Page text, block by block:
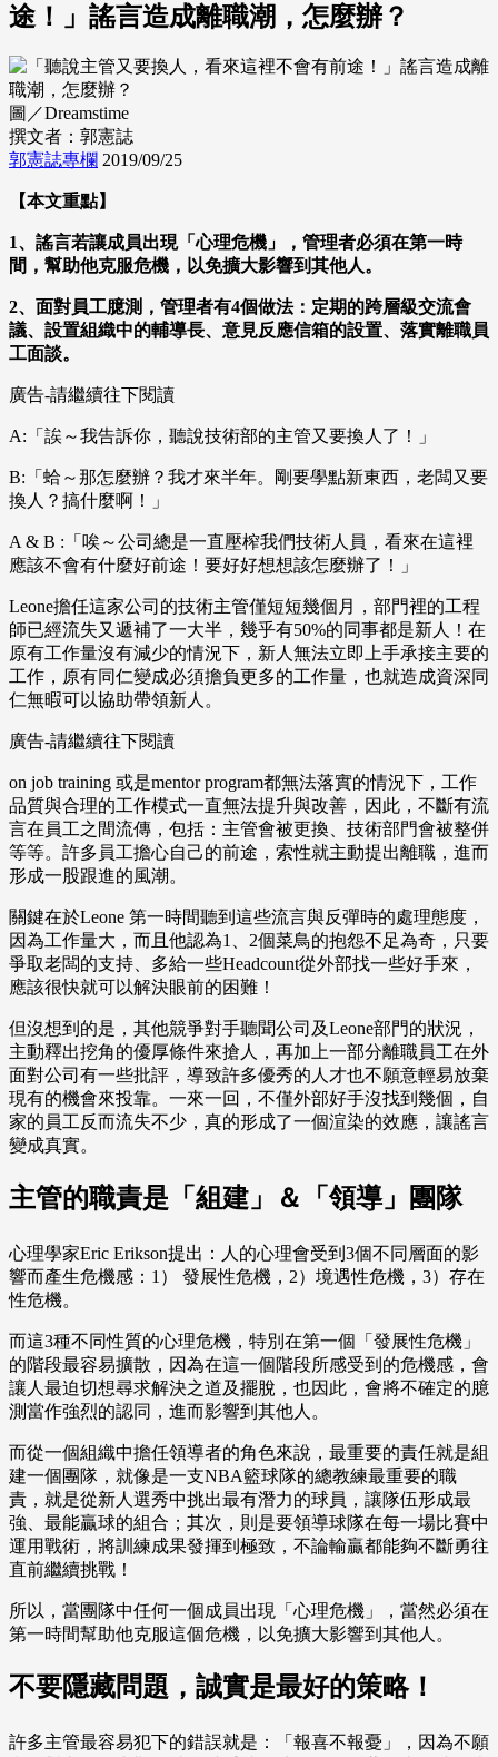
途！」謠言造成離職潮，怎麼辦？
圖／Dreamstime
撰文者：郭憲誌
郭憲誌專欄 2019/09/25
【本文重點】
1、謠言若讓成員出現「心理危機」，管理者必須在第一時
間，幫助他克服危機，以免擴大影響到其他人。
2、面對員工臆測，管理者有4個做法：定期的跨層級交流會
議、設置組織中的輔導長、意見反應信箱的設置、落實離職員
工面談。
廣告-請繼續往下閱讀
A:「誒～我告訴你，聽說技術部的主管又要換人了！」
B:「蛤～那怎麼辦？我才來半年。剛要學點新東西，老闆又要
換人？搞什麼啊！」
A & B :「唉～公司總是一直壓榨我們技術人員，看來在這裡
應該不會有什麼好前途！要好好想想該怎麼辦了！」
Leone擔任這家公司的技術主管僅短短幾個月，部門裡的工程
師已經流失又遞補了一大半，幾乎有50%的同事都是新人！在
原有工作量沒有減少的情況下，新人無法立即上手承接主要的
工作，原有同仁變成必須擔負更多的工作量，也就造成資深同
仁無暇可以協助帶領新人。
廣告-請繼續往下閱讀
on job training 或是mentor program都無法落實的情況下，工作
品質與合理的工作模式一直無法提升與改善，因此，不斷有流
言在員工之間流傳，包括：主管會被更換、技術部門會被整併
等等。許多員工擔心自己的前途，索性就主動提出離職，進而
形成一股跟進的風潮。
關鍵在於Leone 第一時間聽到這些流言與反彈時的處理態度，
因為工作量大，而且他認為1、2個菜鳥的抱怨不足為奇，只要
爭取老闆的支持、多給一些Headcount從外部找一些好手來，
應該很快就可以解決眼前的困難！
但沒想到的是，其他競爭對手聽聞公司及Leone部門的狀況，
主動釋出挖角的優厚條件來搶人，再加上一部分離職員工在外
面對公司有一些批評，導致許多優秀的人才也不願意輕易放棄
現有的機會來投靠。一來一回，不僅外部好手沒找到幾個，自
家的員工反而流失不少，真的形成了一個渲染的效應，讓謠言
變成真實。
主管的職責是「組建」＆「領導」團隊
心理學家Eric Erikson提出：人的心理會受到3個不同層面的影
響而產生危機感：1） 發展性危機，2）境遇性危機，3）存在
性危機。
而這3種不同性質的心理危機，特別在第一個「發展性危機」
的階段最容易擴散，因為在這一個階段所感受到的危機感，會
讓人最迫切想尋求解決之道及擺脫，也因此，會將不確定的臆
測當作強烈的認同，進而影響到其他人。
而從一個組織中擔任領導者的角色來說，最重要的責任就是組
建一個團隊，就像是一支NBA籃球隊的總教練最重要的職
責，就是從新人選秀中挑出最有潛力的球員，讓隊伍形成最
強、最能贏球的組合；其次，則是要領導球隊在每一場比賽中
運用戰術，將訓練成果發揮到極致，不論輸贏都能夠不斷勇往
直前繼續挑戰！
所以，當團隊中任何一個成員出現「心理危機」，當然必須在
第一時間幫助他克服這個危機，以免擴大影響到其他人。
不要隱藏問題，誠實是最好的策略！
許多主管最容易犯下的錯誤就是：「報喜不報憂」，因為不願